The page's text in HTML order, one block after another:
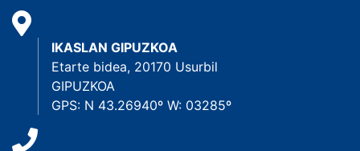
IKASLAN GIPUZKOA
Etarte bidea, 20170 Usurbil
GIPUZKOA
GPS: N 43.26940º W: 03285º